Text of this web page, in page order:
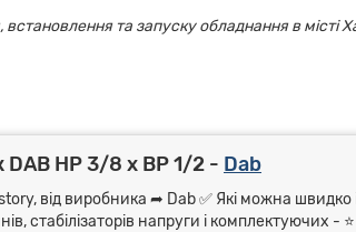
та запуску обладнання в місті
DAB НР 3/8 х ВР 1/2 - Dab
від виробника ➦ Dab ✅ Які можна швидко
стабілізаторів напруги і комплектуючих